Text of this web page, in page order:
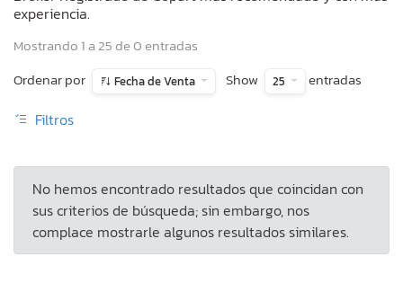
experiencia.
Mostrando 1 a 25 de 0 entradas
Ordenar por
Fecha de Venta Show 25 entradas
Filtros
No hemos encontrado resultados que coincidan con
sus criterios de búsqueda; sin embargo, nos
complace mostrarle algunos resultados similares.